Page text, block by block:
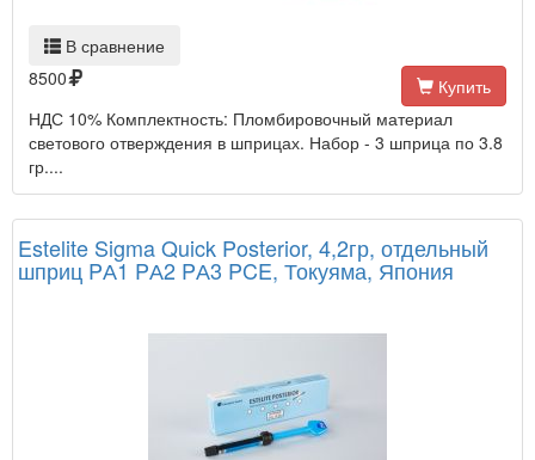
В сравнение
8500
Купить
НДС 10% Комплектность: Пломбировочный материал
светового отверждения в шприцах. Набор - 3 шприца по 3.8
гр....
Estelite Sigma Quick Posterior, 4,2гр, отдельный
шприц PА1 PА2 PА3 PCE, Токуяма, Япония